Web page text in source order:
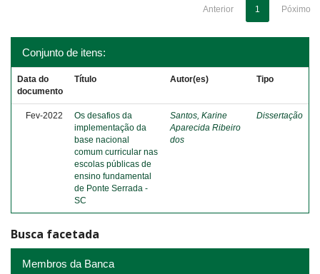
Anterior 1 Póximo
Conjunto de itens:
Data do
documento
Título Autor(es) Tipo
Fev-2022
Os desafios da
implementação da
base nacional
comum curricular nas
escolas públicas de
ensino fundamental
de Ponte Serrada -
SC
Santos, Karine
Aparecida Ribeiro
dos
Dissertação
Busca facetada
Membros da Banca